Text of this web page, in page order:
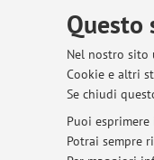
Nel nostro sito
Cookie e altri
Se chiudi
Puoi
Potrai sempre
Risorse in rete
Orario di